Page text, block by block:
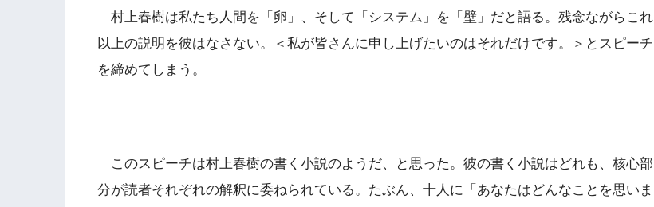
村上春樹は私たち人間を「卵」、そして「システム」を「壁」だと語る。残念ながらこれ
以上の説明を彼はなさない。＜私が皆さんに申し上げたいのはそれだけです。＞とスピーチ
を締めてしまう。
このスピーチは村上春樹の書く小説のようだ、と思った。彼の書く小説はどれも、核心部
分が読者それぞれの解釈に委ねられている。たぶん、十人に「あなたはどんなことを思いま